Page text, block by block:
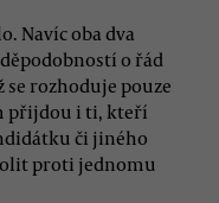
Navíc oba dva
o řád
rozhoduje pouze
přijdou i ti, kteří
či jiného
proti jednomu